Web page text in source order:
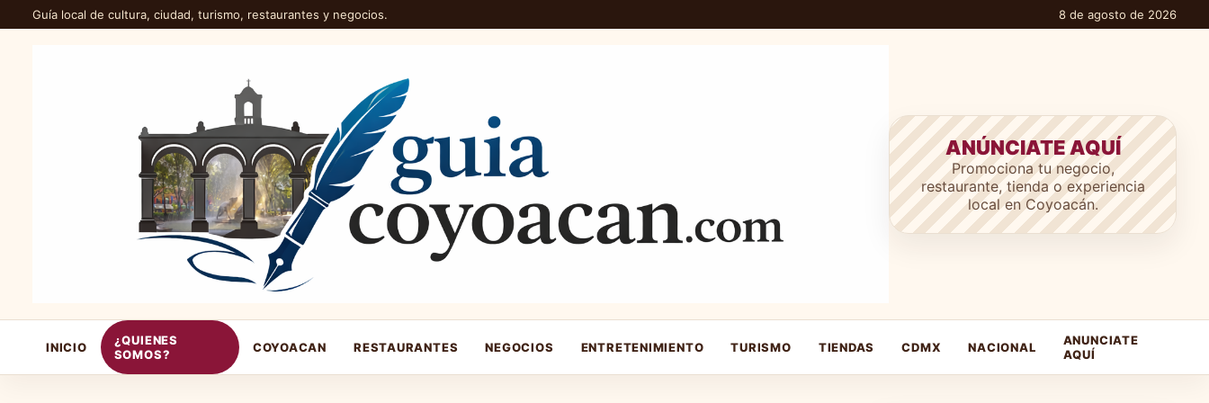
Guía local de cultura, ciudad, turismo, restaurantes y negocios. 8 de agosto de 2026
ANÚNCIATE AQUÍ
Promociona tu negocio,
restaurante, tienda o experiencia
local en Coyoacán.
INICIO
¿QUIENES
SOMOS?
COYOACAN RESTAURANTES NEGOCIOS ENTRETENIMIENTO TURISMO TIENDAS CDMX NACIONAL
ANUNCIATE
AQUÍ